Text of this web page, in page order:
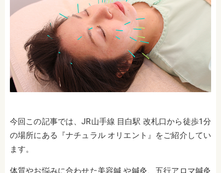
今回この記事では、JR山手線 目白駅 改札口から徒歩1分
の場所にある『ナチュラル オリエント』をご紹介してい
ます。
体質やお悩みに合わせた美容鍼 や鍼灸、五行アロマ鍼灸